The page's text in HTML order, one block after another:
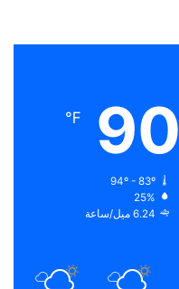
90
℉
94º - 83º
25%
6.24 ميل/ساعة